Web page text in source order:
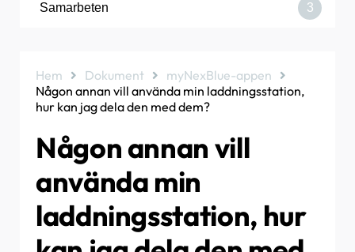
Hur man beställer en Point
Hur man skapar och hanterar platser
Vad är en plats och varför är den viktig?
Hur man överför äganderätten till kunden
(NexBlue App)
Lösa felet med väntan på reservlösning (endast
för installatörer)
Varför har jag fått ett e-postmeddelande om
min laddningsstation?
Min laddningsstation är påslagen men lampan
på enheten lyser inte.
RCD-testförfarande
Samarbeten 3
dig
Hur man delar en plats med en
person/organisation
Hur man skapar/går med i/bjuder in någon till
en organisation
Hem Dokument
myNexBlue-appen
Någon annan vill använda min laddningsstation,
hur kan jag dela den med dem?
Någon annan vill
använda min
laddningsstation, hur